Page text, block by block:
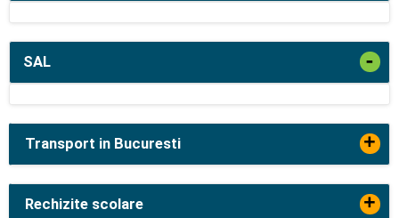
SAL -
Transport in Bucuresti +
Rechizite scolare +